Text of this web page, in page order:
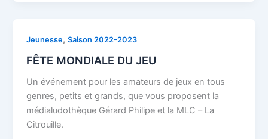
Jeunesse,Saison 2022-2023
FÊTE MONDIALE DU JEU
Un événement pour les amateurs de jeux en tous
genres, petits et grands, que vous proposent la
médialudothèque Gérard Philipe et la MLC – La
Citrouille.